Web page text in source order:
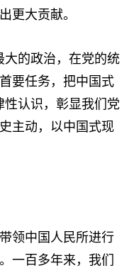
更大贡献。
的政治，在党的统
要任务，把中国式
性认识，彰显我们党
主动，以中国式现
领中国人民所进行
一百多年来，我们